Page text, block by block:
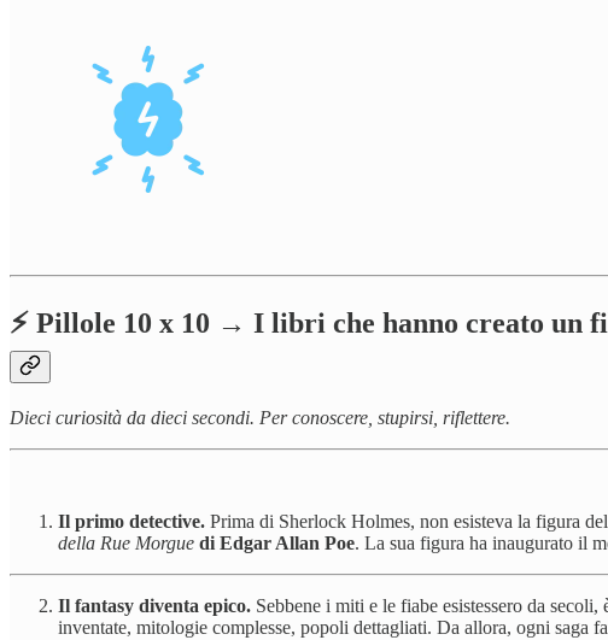
⚡️ Pillole 10 x 10 → I libri che hanno creato un
Dieci curiosità da dieci secondi. Per conoscere, stupirsi, riflettere.
Il primo detective. Prima di Sherlock Holmes, non esisteva la figura
della Rue Morgue di Edgar Allan Poe. La sua figura ha inaugurato il
Il fantasy diventa epico. Sebbene i miti e le fiabe esistessero da secoli,
inventate, mitologie complesse, popoli dettagliati. Da allora, ogni saga